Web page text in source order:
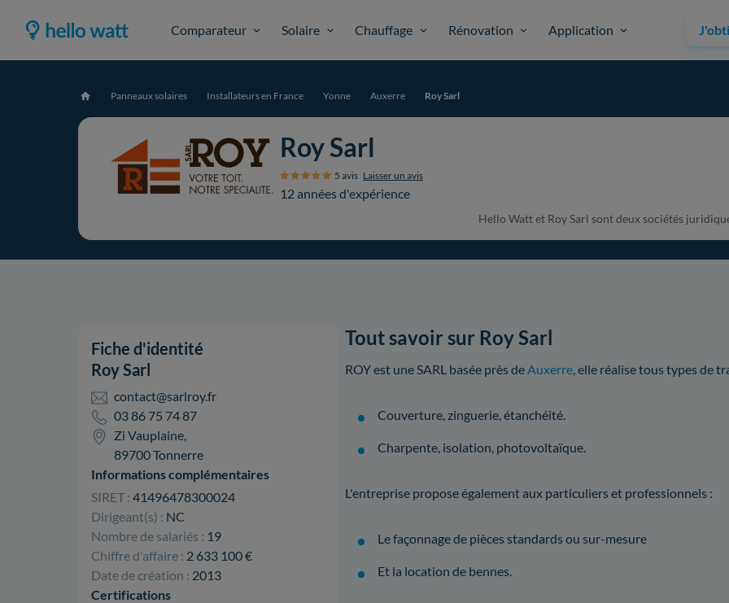
Comparateur Solaire Chauffage Rénovation Application
Accueil Panneaux solaires Installateurs en France Yonne Auxerre Roy Sarl
Roy Sarl
5 avis Laisser un avis
12 années d'expérience
Hello Watt et Roy Sarl sont deux sociétés
Fiche d'identité
Roy Sarl
contact@sarlroy.fr
03 86 75 74 87
Zi Vauplaine,
89700 Tonnerre
Informations complémentaires
SIRET : 41496478300024
Dirigeant(s) : NC
Nombre de salariés : 19
Chiffre d'affaire : 2 633 100 €
Date de création : 2013
Certifications
Tout savoir sur Roy Sarl
ROY est une SARL basée près deAuxerre, elle réalise tous types de
Couverture, zinguerie, étanchéité.
Charpente, isolation, photovoltaïque.
L'entreprise propose également aux particuliers et professionnels :
Le façonnage de pièces standards ou sur-mesure
Et la location de bennes.